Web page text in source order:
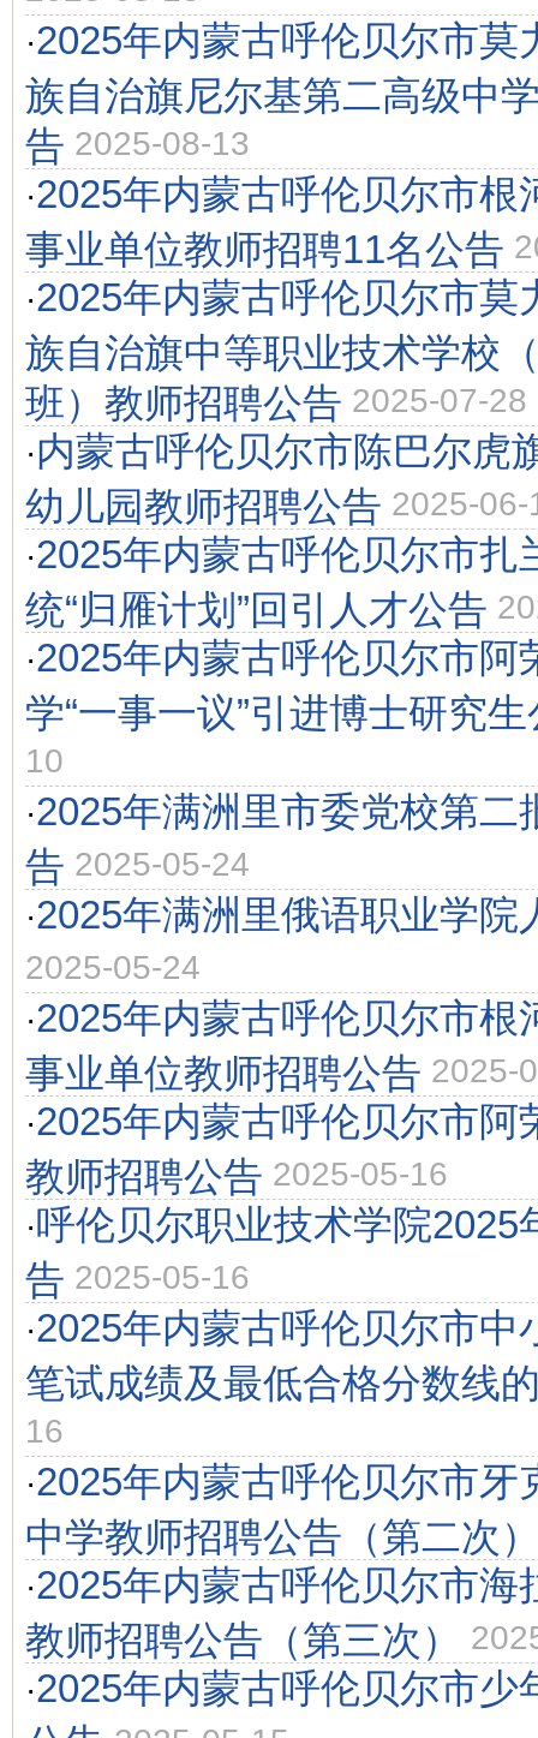
·2025年内蒙古呼伦贝尔市莫
族自治旗尼尔基第二高级中
告 2025-08-13
·2025年内蒙古呼伦贝尔市根
事业单位教师招聘11名公告
·2025年内蒙古呼伦贝尔市莫
族自治旗中等职业技术学校
班）教师招聘公告 2025-07-28
·内蒙古呼伦贝尔市陈巴尔虎
幼儿园教师招聘公告 2025-06-
·2025年内蒙古呼伦贝尔市扎
统“归雁计划”回引人才公告
·2025年内蒙古呼伦贝尔市阿
学“一事一议”引进博士研究
10
·2025年满洲里市委党校第二
告 2025-05-24
·2025年满洲里俄语职业学院
2025-05-24
·2025年内蒙古呼伦贝尔市根
事业单位教师招聘公告 2025-
·2025年内蒙古呼伦贝尔市阿
教师招聘公告 2025-05-16
·呼伦贝尔职业技术学院2025
告 2025-05-16
·2025年内蒙古呼伦贝尔市中
笔试成绩及最低合格分数线
16
·2025年内蒙古呼伦贝尔市牙
中学教师招聘公告（第二次
·2025年内蒙古呼伦贝尔市海
教师招聘公告（第三次）
·2025年内蒙古呼伦贝尔市少